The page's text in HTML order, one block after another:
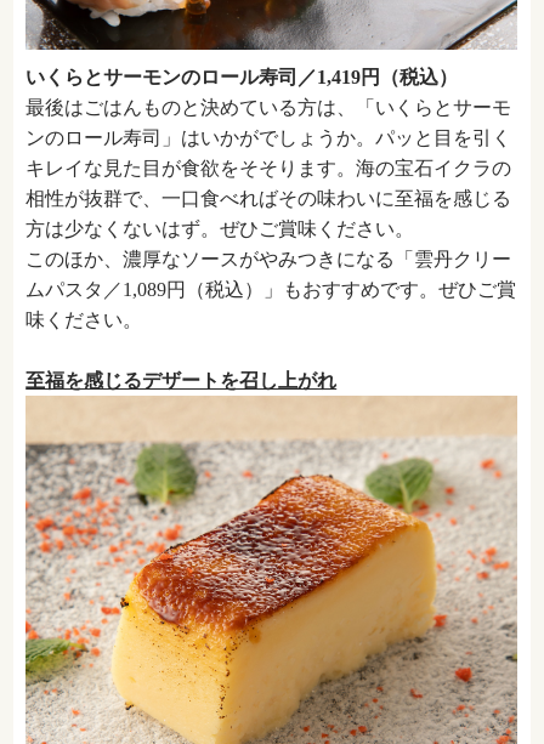
いくらとサーモンのロール寿司／1,419円（税込）
最後はごはんものと決めている方は、「 いくらとサーモ
ンのロール寿司 」はいかがでしょうか。パッと目を引く
キレイな見た目が食欲をそそります。海の宝石イクラの
相性が抜群で、一口食べればその味わいに至福を感じる
方は少なくないはず。ぜひご賞味ください。
このほか、濃厚なソースがやみつきになる「雲丹クリー
ムパスタ／1,089円（税込）」もおすすめです。ぜひご賞
味ください。
至福を感じるデザートを召し上がれ